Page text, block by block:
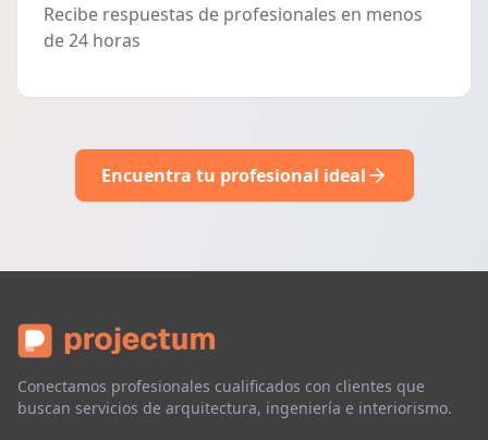
Recibe respuestas de profesionales en menos
de 24 horas
Encuentra tu profesional ideal
Conectamos profesionales cualificados con clientes que
buscan servicios de arquitectura, ingeniería e interiorismo.